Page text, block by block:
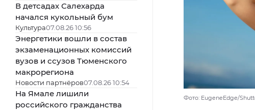
В детсадах Салехарда
начался кукольный бум
Культура07.08.26 10:56
Энергетики вошли в состав
экзаменационных комиссий
вузов и ссузов Тюменского
макрорегиона
Новости партнёров07.08.26 10:54
На Ямале лишили
российского гражданства
Фото: EugeneEdge/